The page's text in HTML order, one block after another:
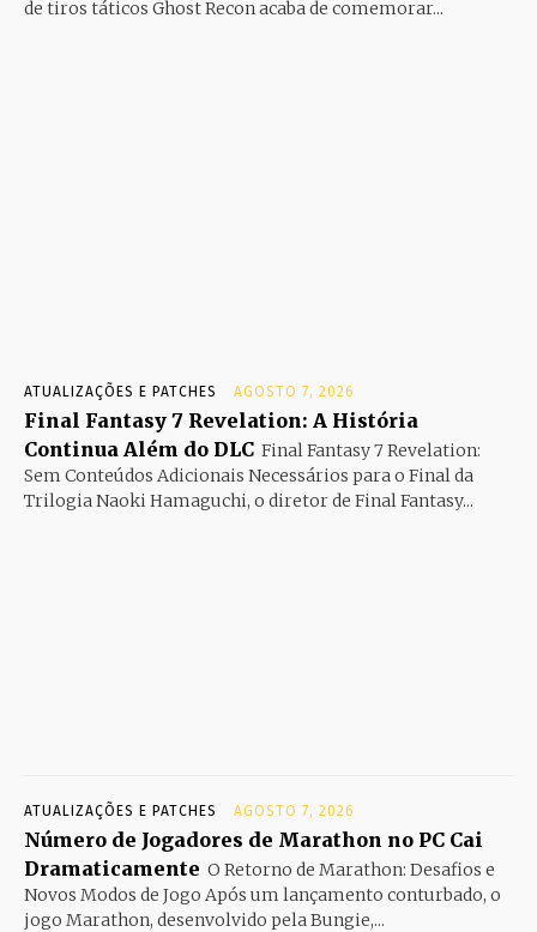
de tiros táticos Ghost Recon acaba de comemorar...
ATUALIZAÇÕES E PATCHES AGOSTO 7, 2026
Final Fantasy 7 Revelation: A História
Continua Além do DLC Final Fantasy 7 Revelation:
Sem Conteúdos Adicionais Necessários para o Final da
Trilogia Naoki Hamaguchi, o diretor de Final Fantasy...
ATUALIZAÇÕES E PATCHES AGOSTO 7, 2026
Número de Jogadores de Marathon no PC Cai
Dramaticamente O Retorno de Marathon: Desafios e
Novos Modos de Jogo Após um lançamento conturbado, o
jogo Marathon, desenvolvido pela Bungie,...